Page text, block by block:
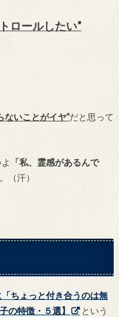
ロールしたい”
ないことがイヤ”だと思って
「私、霊感があるんで
（汗）
「ちょっと付き合うのは無
の特徴・５選】
という